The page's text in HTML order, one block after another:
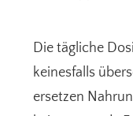
Die tägliche
keinesfalls
ersetzen